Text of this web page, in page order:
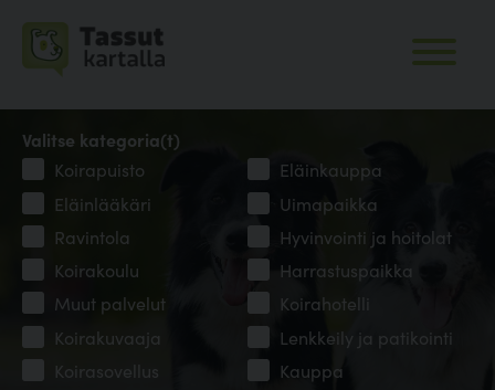
Valitse kategoria(t)
Koirapuisto
Eläinkauppa
Eläinlääkäri
Uimapaikka
Ravintola
Hyvinvointi ja hoitolat
Koirakoulu
Harrastuspaikka
Muut palvelut
Koirahotelli
Koirakuvaaja
Lenkkeily ja patikointi
Koirasovellus
Kauppa